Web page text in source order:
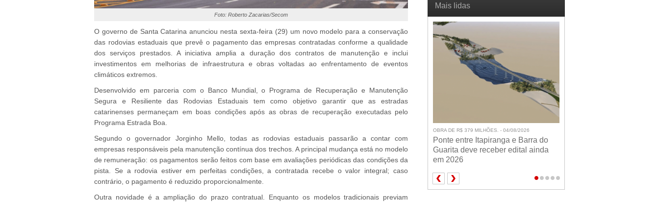
Foto: Roberto Zacarias/Secom
O governo de Santa Catarina anunciou nesta sexta-feira (29) um novo modelo para a conservação
das rodovias estaduais que prevê o pagamento das empresas contratadas conforme a qualidade
dos serviços prestados. A iniciativa amplia a duração dos contratos de manutenção e inclui
investimentos em melhorias de infraestrutura e obras voltadas ao enfrentamento de eventos
climáticos extremos.
Desenvolvido em parceria com o Banco Mundial, o Programa de Recuperação e Manutenção
Segura e Resiliente das Rodovias Estaduais tem como objetivo garantir que as estradas
catarinenses permaneçam em boas condições após as obras de recuperação executadas pelo
Programa Estrada Boa.
Segundo o governador Jorginho Mello, todas as rodovias estaduais passarão a contar com
empresas responsáveis pela manutenção contínua dos trechos. A principal mudança está no modelo
de remuneração: os pagamentos serão feitos com base em avaliações periódicas das condições da
pista. Se a rodovia estiver em perfeitas condições, a contratada recebe o valor integral; caso
contrário, o pagamento é reduzido proporcionalmente.
Outra novidade é a ampliação do prazo contratual. Enquanto os modelos tradicionais previam
Mais lidas
OBRA DE R$ 379 MILHÕES. - 04/08/2026
Ponte entre Itapiranga e Barra do
Guarita deve receber edital ainda
em 2026